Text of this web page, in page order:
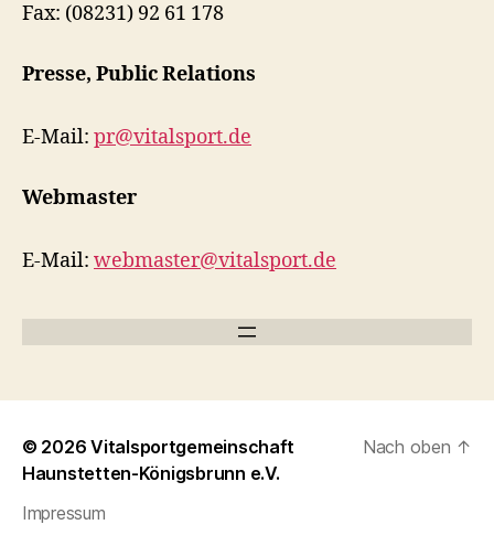
Fax: (08231) 92 61 178
Presse, Public Relations
E-Mail: pr@vitalsport.de
Webmaster
E-Mail: webmaster@vitalsport.de
© 2026Vitalsportgemeinschaft
Haunstetten-Königsbrunn e.V.
Impressum
Nach oben ↑